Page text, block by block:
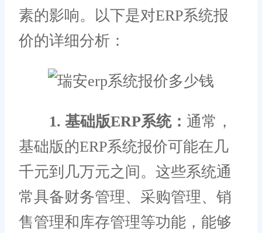
素的影响。以下是对ERP系统报
价的详细分析：
1. 基础版ERP系统： 通常，
基础版的ERP系统报价可能在几
千元到几万元之间。这些系统通
常具备财务管理、采购管理、销
售管理和库存管理等功能，能够